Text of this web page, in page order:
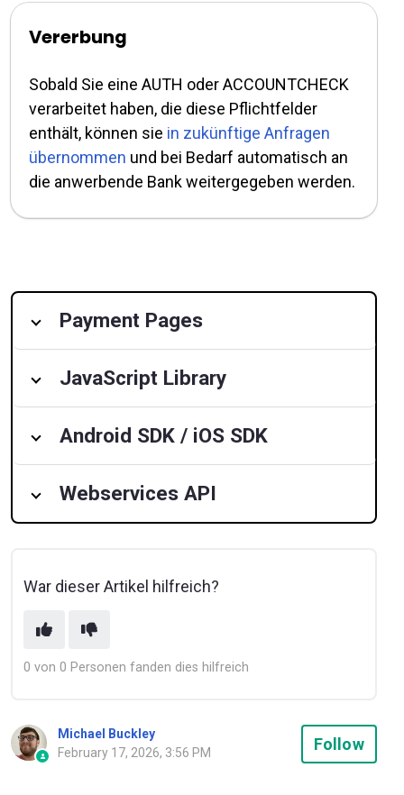
Vererbung
Sobald Sie eine AUTH oder ACCOUNTCHECK
verarbeitet haben, die diese Pflichtfelder
enthält, können sie in zukünftige Anfragen
übernommen und bei Bedarf automatisch an
die anwerbende Bank weitergegeben werden.
Payment Pages
JavaScript Library
Android SDK / iOS SDK
Webservices API
War dieser Artikel hilfreich?
0 von 0 Personen fanden dies hilfreich
Michael Buckley
February 17, 2026, 3:56 PM
Follow